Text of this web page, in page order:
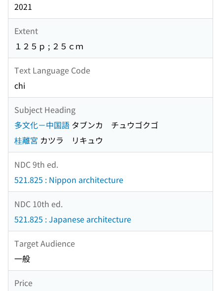
2021
Extent
１２５ｐ ; ２５ｃｍ
Text Language Code
chi
Subject Heading
多文化－中国語 タブンカ チュウゴクゴ
桂離宮 カツラ リキュウ
NDC 9th ed.
521.825 : Nippon architecture
NDC 10th ed.
521.825 : Japanese architecture
Target Audience
一般
Price